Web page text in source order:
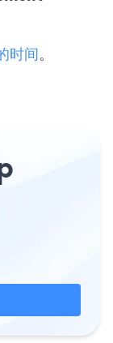
时间。